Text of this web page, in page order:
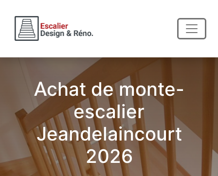
Achat de monte-
escalier
Jeandelaincourt
2026